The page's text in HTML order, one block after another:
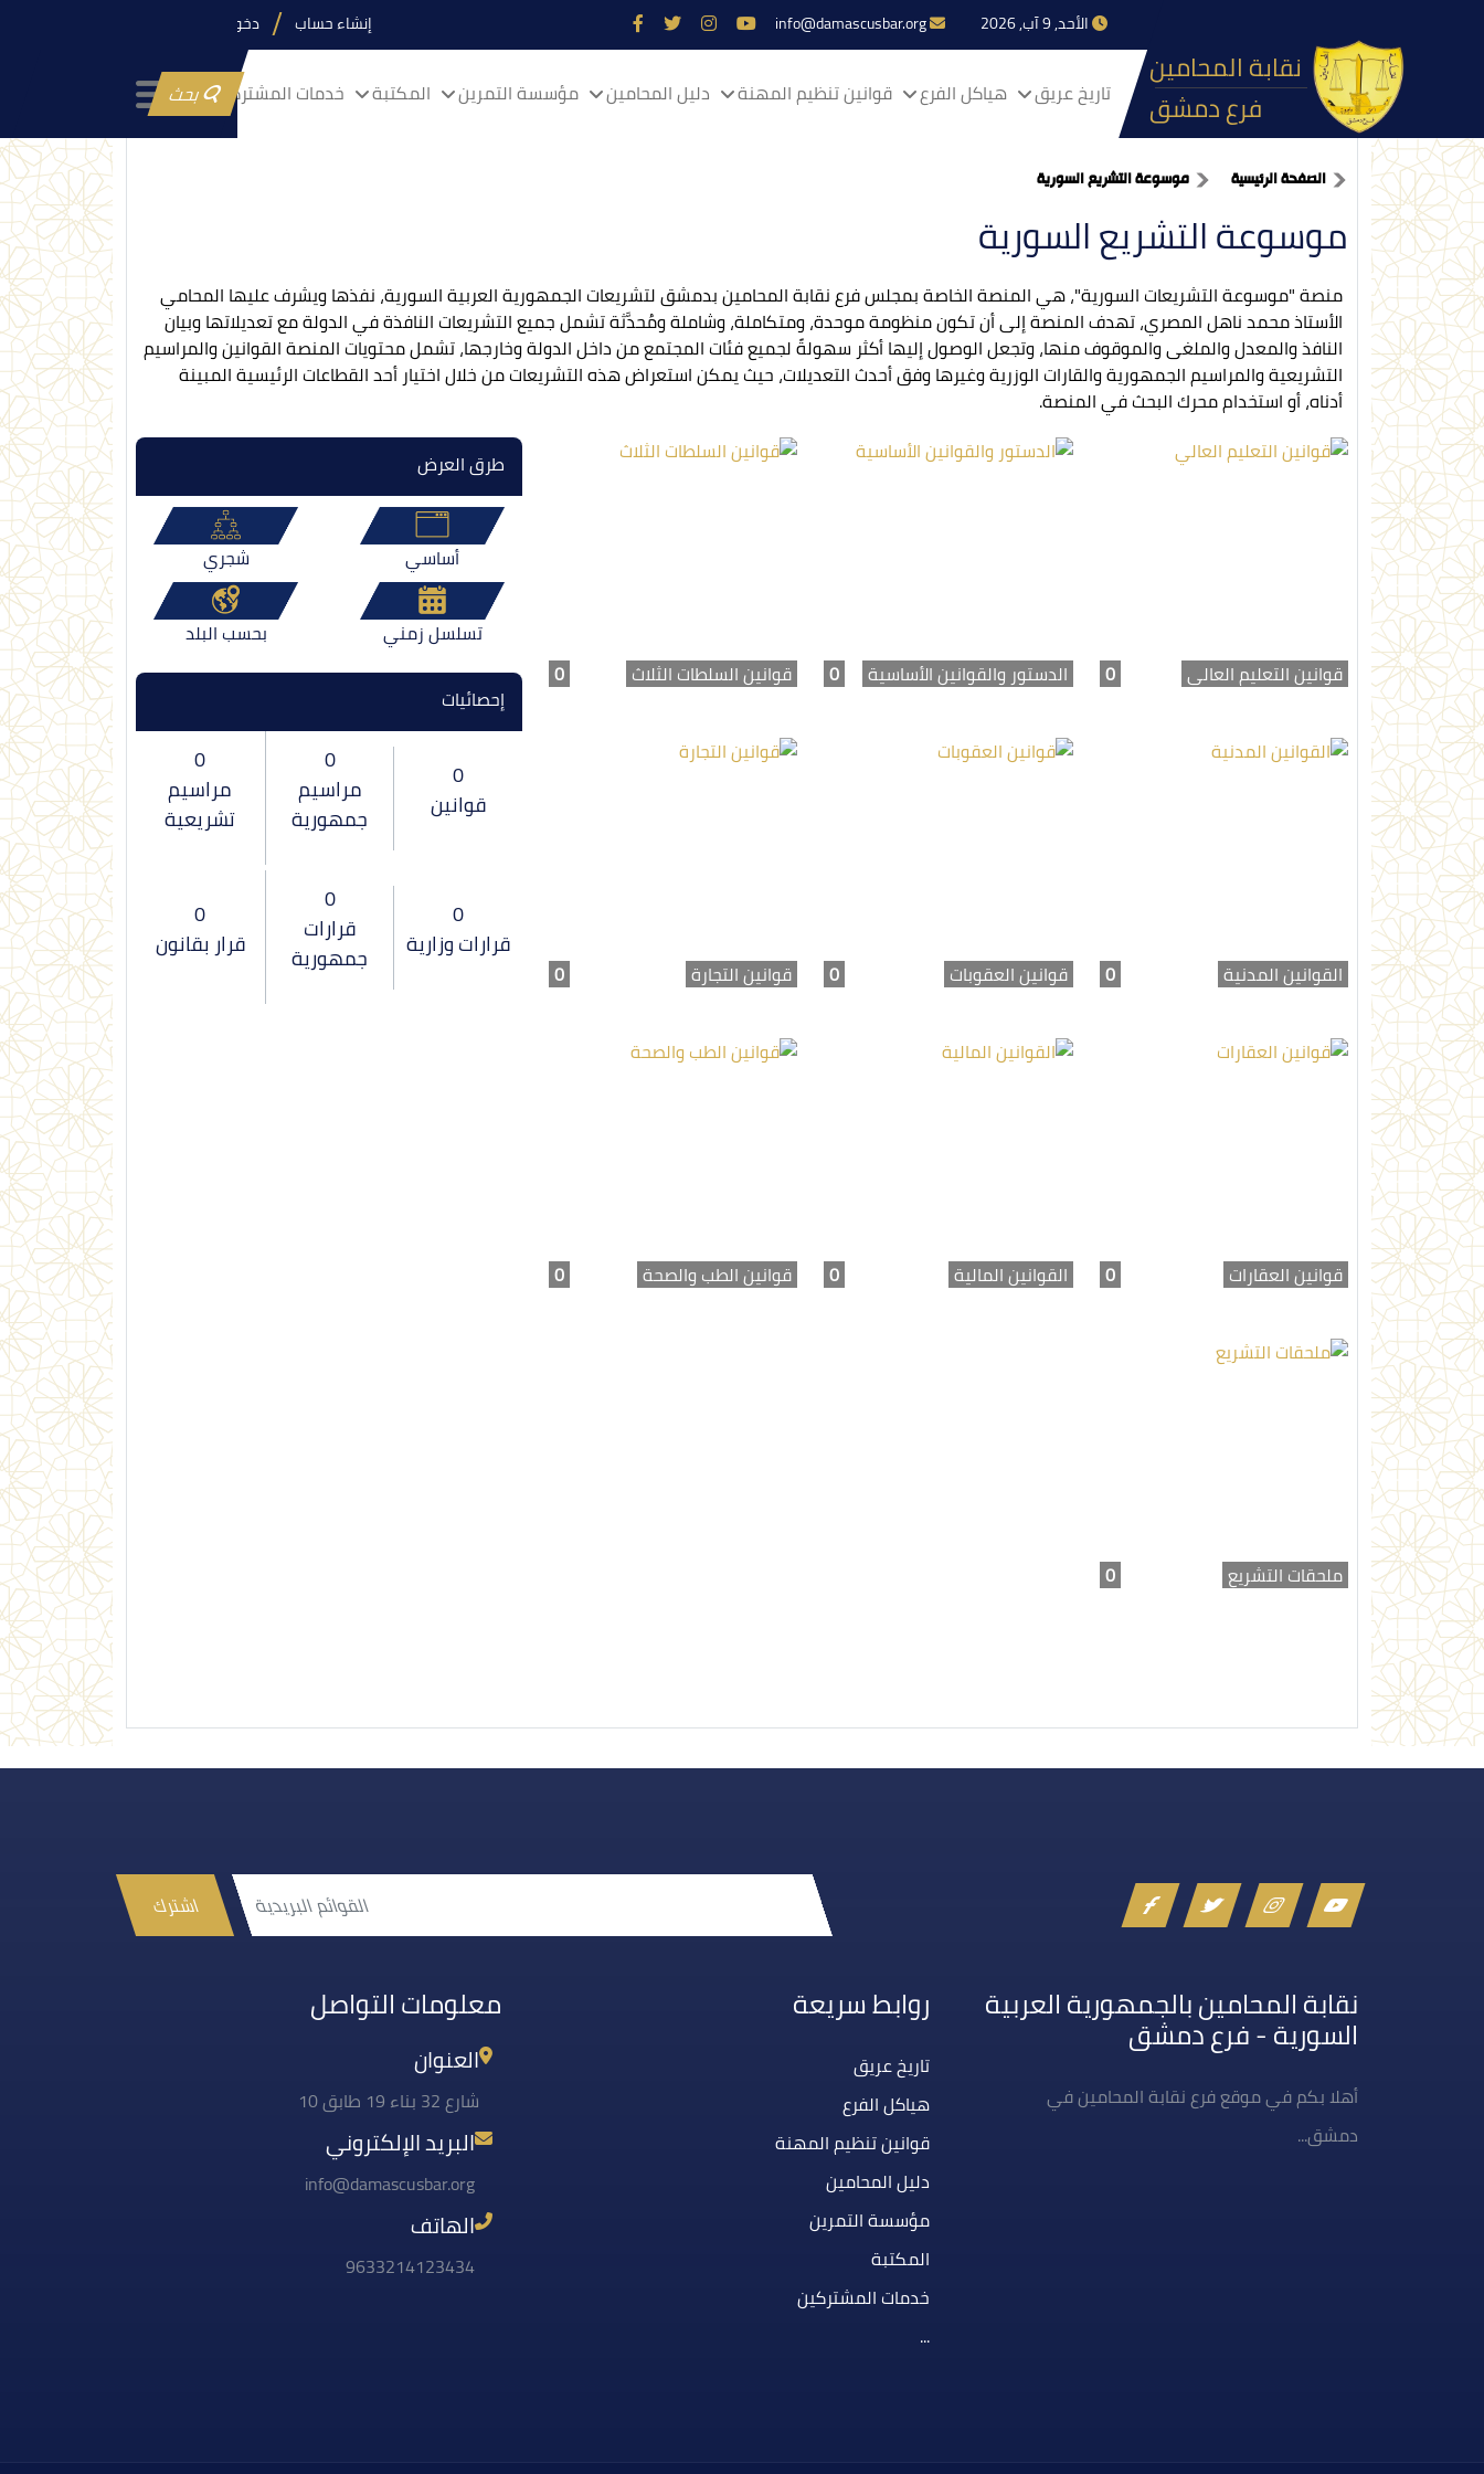
دخول إنشاء حساب info@damascusbar.org الأحد, 9 آب, 2026
تاريخ عريق هياكل الفرع قوانين تنظيم المهنة دليل المحامين مؤسسة التمرين المكتبة خدمات المشتركينبحث
نقابة المحامين
فرع دمشق
الصفحة الرئيسية موسوعة التشريع السورية
موسوعة التشريع السورية
منصة "موسوعة التشريعات السورية"، هي المنصة الخاصة بمجلس فرع نقابة المحامين بدمشق لتشريعات الجمهورية العربية السورية، نفذها ويشرف عليها المحامي
الأستاذ محمد ناهل المصري، تهدف المنصة إلى أن تكون منظومة موحدة، ومتكاملة، وشاملة ومُحدَّثة تشمل جميع التشريعات النافذة في الدولة مع تعديلاتها وبيان
النافذ والمعدل والملغى والموقوف منها، وتجعل الوصول إليها أكثر سهولةً لجميع فئات المجتمع من داخل الدولة وخارجها، تشمل محتويات المنصة القوانين والمراسيم
التشريعية والمراسيم الجمهورية والقارات الوزرية وغيرها وفق أحدث التعديلات، حيث يمكن استعراض هذه التشريعات من خلال اختيار أحد القطاعات الرئيسية المبينة
أدناه، أو استخدام محرك البحث في المنصة.
قوانين التعليم العالي 0 الدستور والقوانين الأساسية 0 قوانين السلطات الثلاث 0
القوانين المدنية 0 قوانين العقوبات 0 قوانين التجارة 0
قوانين العقارات 0 القوانين المالية 0 قوانين الطب والصحة 0
ملحقات التشريع 0
طرق العرض
أساسي شجري
تسلسل زمني
بحسب البلد
إحصائيات
0
قوانين
0
مراسيم
جمهورية
0
مراسيم
تشريعية
0
قرارات وزارية
0
قرارات
جمهورية
0
قرار بقانون
اشترك
نقابة المحامين بالجمهورية العربية
السورية - فرع دمشق
أهلا بكم في موقع فرع نقابة المحامين في
دمشق...
روابط سريعة
تاريخ عريق
هياكل الفرع
قوانين تنظيم المهنة
دليل المحامين
مؤسسة التمرين
المكتبة
خدمات المشتركين
...
معلومات التواصل
العنوان
شارع 32 بناء 19 طابق 10
البريد الإلكتروني
info@damascusbar.org
الهاتف
9633214123434